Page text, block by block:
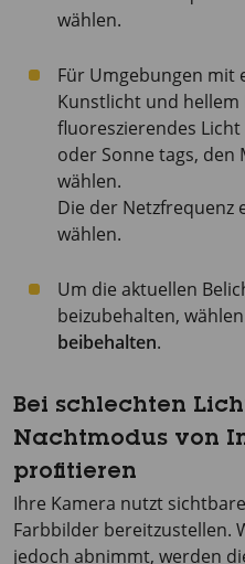
wählen.
Für Umgebungen mit
Kunstlicht und hellem
fluoreszierendes
oder Sonne tags, den
wählen.
Die der Netzfrequenz
wählen.
Um die aktuellen
beizubehalten,
beibehalten.
Bei schlechten
Nachtmodus von
profitieren
Ihre Kamera nutzt
Farbbilder bereitzustellen.
jedoch abnimmt, werden